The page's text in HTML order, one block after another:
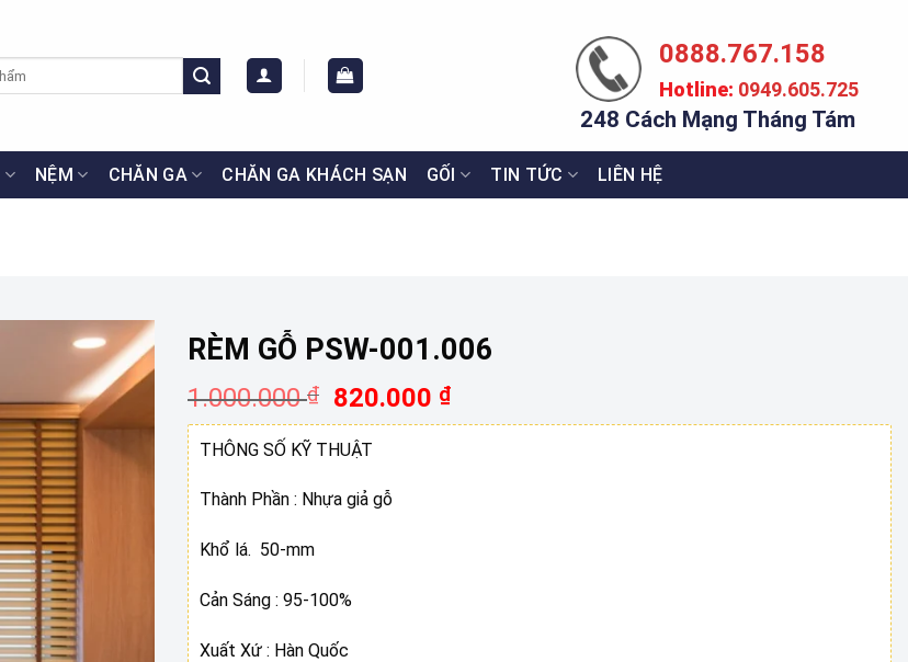
0888.767.158
Hotline: 0949.605.725
248 Cách Mạng Tháng Tám
NỆM CHĂN GA CHĂN GA KHÁCH SẠN GỐI TIN TỨC LIÊN HỆ
RÈM GỖ PSW-001.006
1.000.000₫
Giá
gốc
là:
820.000 ₫Giá
hiện
THÔNG SỐ KỸ THUẬT
Thành Phần : Nhựa giả gỗ
Khổ lá. 50-mm
Cản Sáng : 95-100%
Xuất Xứ : Hàn Quốc